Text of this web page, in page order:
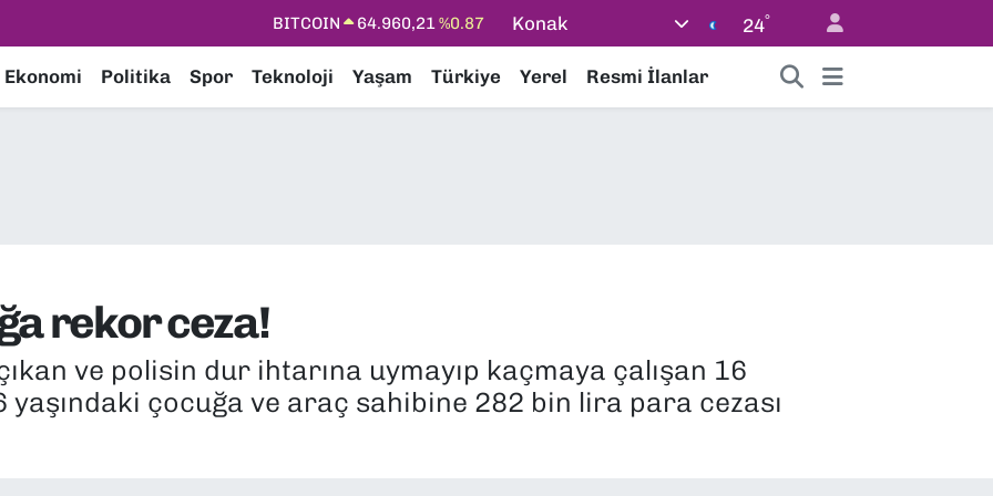
DOLAR
47,7436%0.18
EURO
55,2510%0.32
Konak 24°
Ekonomi Politika Spor Teknoloji Yaşam Türkiye Yerel Resmi İlanlar
rekor ceza!
ve polisin dur ihtarına uymayıp kaçmaya çalışan 16
yaşındaki çocuğa ve araç sahibine 282 bin lira para cezası